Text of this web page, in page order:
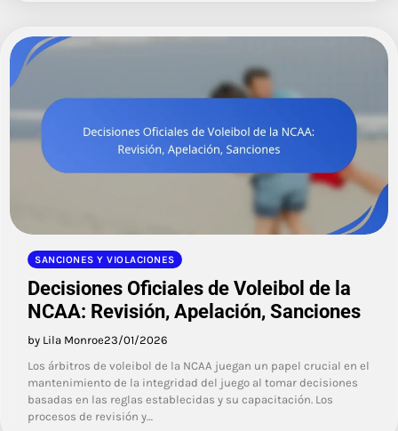
SANCIONES Y VIOLACIONES
Decisiones Oficiales de Voleibol de la
NCAA: Revisión, Apelación, Sanciones
by Lila Monroe23/01/2026
Los árbitros de voleibol de la NCAA juegan un papel crucial en el
mantenimiento de la integridad del juego al tomar decisiones
basadas en las reglas establecidas y su capacitación. Los
procesos de revisión y…